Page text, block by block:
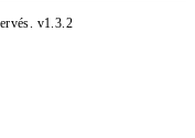
v1.3.2